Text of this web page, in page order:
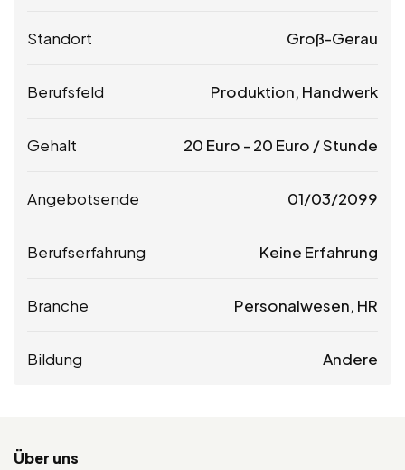
Standort Groß-Gerau
Berufsfeld Produktion, Handwerk
Gehalt 20 Euro - 20 Euro / Stunde
Angebotsende 01/03/2099
Berufserfahrung Keine Erfahrung
Branche Personalwesen, HR
Bildung Andere
Über uns